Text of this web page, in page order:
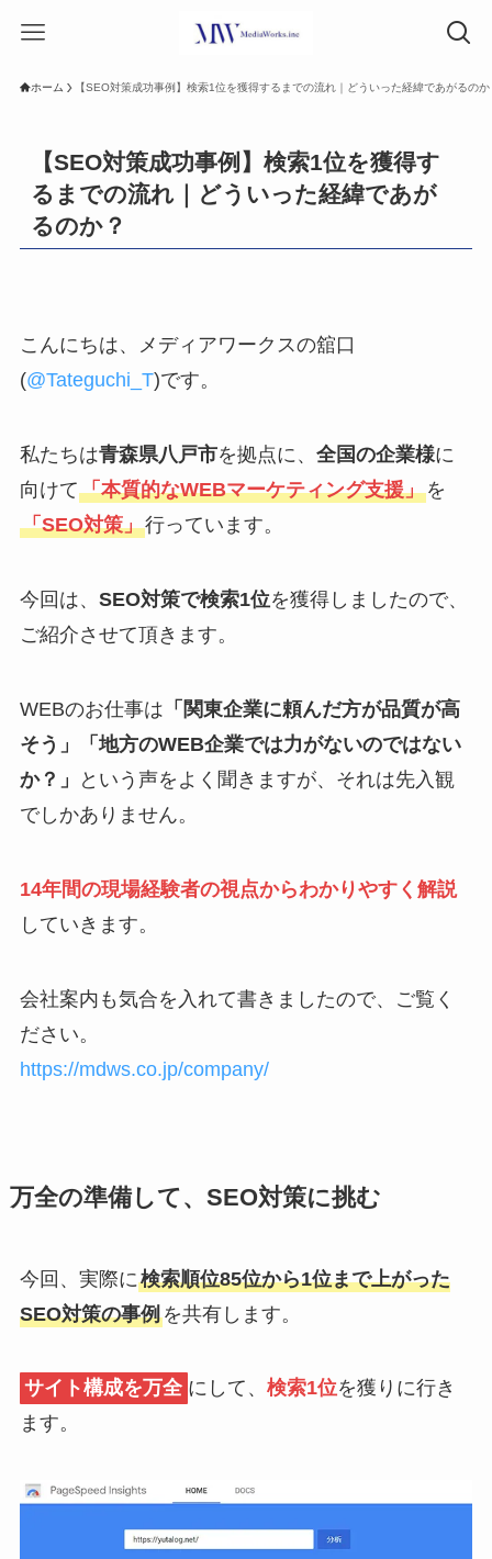
ホーム 【SEO対策成功事例】検索1位を獲得するまでの流れ｜どういった経緯であがるのか
【SEO対策成功事例】検索1位を獲得す
るまでの流れ｜どういった経緯であが
るのか？
こんにちは、メディアワークスの舘口
(@Tateguchi_T)です。
私たちは青森県八戸市を拠点に、 全国の企業様に
向けて「本質的なWEBマーケティング支援」を
「SEO対策」行っています。
今回は、 SEO対策で検索1位を獲得しましたので、
ご紹介させて頂きます。
WEBのお仕事は 「関東企業に頼んだ方が品質が高
そう」「地方のWEB企業では力がないのではない
か？」
という声をよく聞きますが、それは先入観
でしかありません。
14年間の現場経験者の視点からわかりやすく解説
していきます。
会社案内も気合を入れて書きましたので、ご覧く
ださい。
https://mdws.co.jp/company/
万全の準備して、SEO対策に挑む
今回、実際に検索順位85位から1位まで上がった
SEO対策の事例を共有します。
サイト構成を万全 にして、 検索1位を獲りに行き
ます。